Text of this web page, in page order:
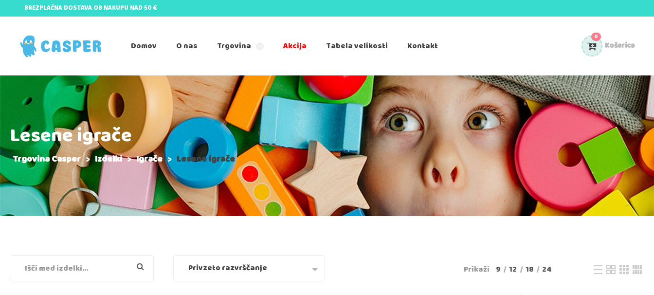
BREZPLAČNA DOSTAVA OB NAKUPU NAD 50 €
Domov O nas Trgovina Akcija Tabela velikosti Kontakt Košarica
0
Lesene igrače
Trgovina Casper> Izdelki>Igrače> Lesene igrače
Prikaži 9 12 18 24